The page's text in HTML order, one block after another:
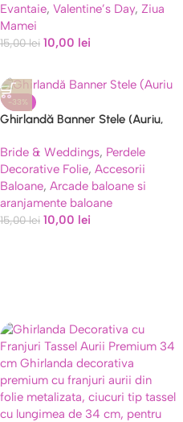
Evantaie, Valentine’s Day, Ziua
Mamei
15,00lei 10,00 lei
-33%
Ghirlandă Banner Stele (Auriu,
Bride & Weddings, Perdele
Decorative Folie, Accesorii
Baloane, Arcade baloane si
aranjamente baloane
15,00lei 10,00 lei